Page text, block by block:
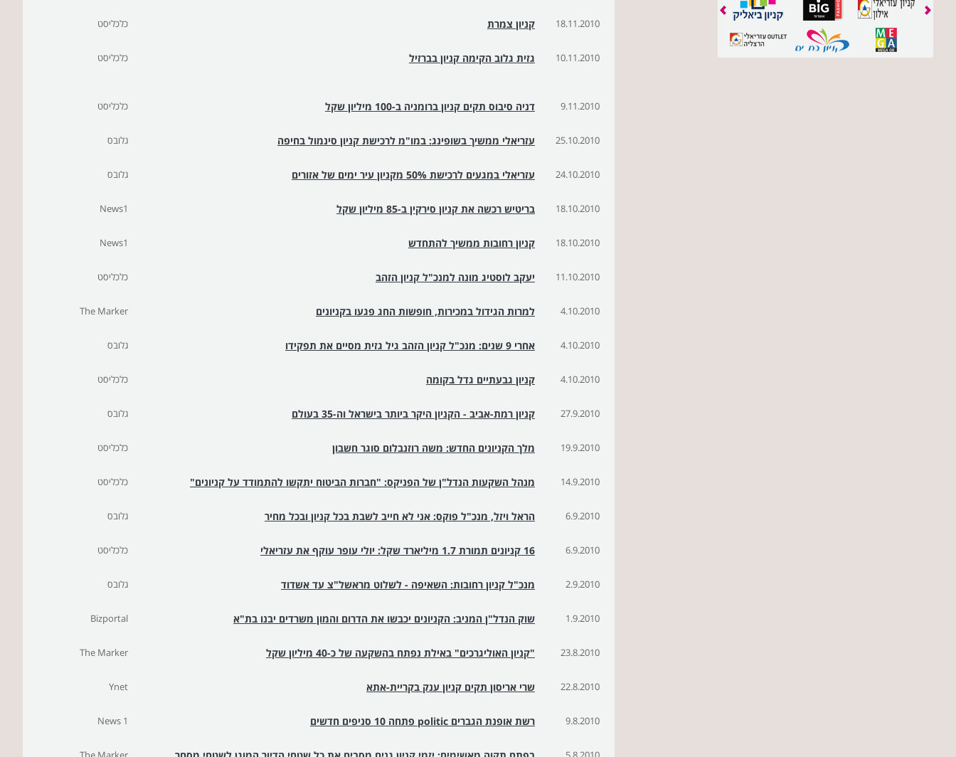
18.11.2010 קניון צמרת כלכליסט
10.11.2010 גזית גלוב הקימה קניון בברזיל כלכליסט
9.11.2010 דניה סיבוס תקים קניון ברומניה ב-100 מיליון שקל כלכליסט
25.10.2010 עזריאלי ממשיך בשופינג: במו"מ לרכישת קניון סינמול בחיפה גלובס
24.10.2010 עזריאלי במגעים לרכישת 50% מקניון עיר ימים של אזורים גלובס
18.10.2010 בריטיש רכשה את קניון סירקין ב-85 מיליון שקל News1
18.10.2010 קניון רחובות ממשיך להתחדש News1
11.10.2010 יעקב לוסטיג מונה למנכ"ל קניון הזהב כלכליסט
4.10.2010 למרות הגידול במכירות, חופשות החג פגעו בקניונים The Marker
4.10.2010 אחרי 9 שנים: מנכ"ל קניון הזהב גיל גזית מסיים את תפקידו גלובס
4.10.2010 קניון גבעתיים גדל בקומה כלכליסט
27.9.2010 קניון רמת-אביב - הקניון היקר ביותר בישראל וה-35 בעולם גלובס
19.9.2010 מלך הקניונים החדש: משה רוזנבלום סוגר חשבון כלכליסט
14.9.2010 מנהל השקעות הנדל"ן של הפניקס: "חברות הביטוח יתקשו להתמודד על קניונים" כלכליסט
6.9.2010 הראל ויזל, מנכ"ל פוקס: אני לא חייב לשבת בכל קניון ובכל מחיר גלובס
6.9.2010 16 קניונים תמורת 1.7 מיליארד שקל: יולי עופר עוקף את עזריאלי כלכליסט
2.9.2010 מנכ"ל קניון רחובות: השאיפה - לשלוט מראשל"צ עד אשדוד גלובס
1.9.2010 שוק הנדל"ן המניב: הקניונים יכבשו את הדרום והמון משרדים יבנו בת"א Bizportal
23.8.2010 "קניון האוליגרכים" באילת נפתח בהשקעה של כ-40 מיליון שקל The Marker
22.8.2010 שרי אריסון תקים קניון ענק בקריית-אתא Ynet
9.8.2010 רשת אופנת הגברים politic פתחה 10 סניפים חדשים News 1